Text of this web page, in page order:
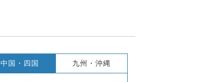
中国・四国 九州・沖縄